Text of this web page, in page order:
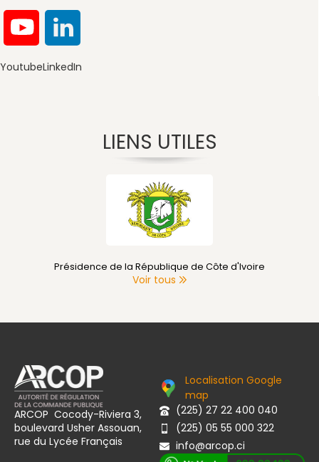
YoutubeLinkedIn
LIENS UTILES
Présidence de la République de Côte d'Ivoire
Voir tous
ARCOP Cocody-Riviera 3,
boulevard Usher Assouan,
rue du Lycée Français
Localisation Google
map
(225) 27 22 400 040
(225) 05 55 000 322
info@arcop.ci